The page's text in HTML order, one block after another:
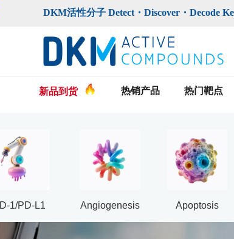
DKM活性分子 Detect・Discover・Decode
新品到货 热销产品 热门靶点
1/PD-L1 Angiogenesis Apoptosis